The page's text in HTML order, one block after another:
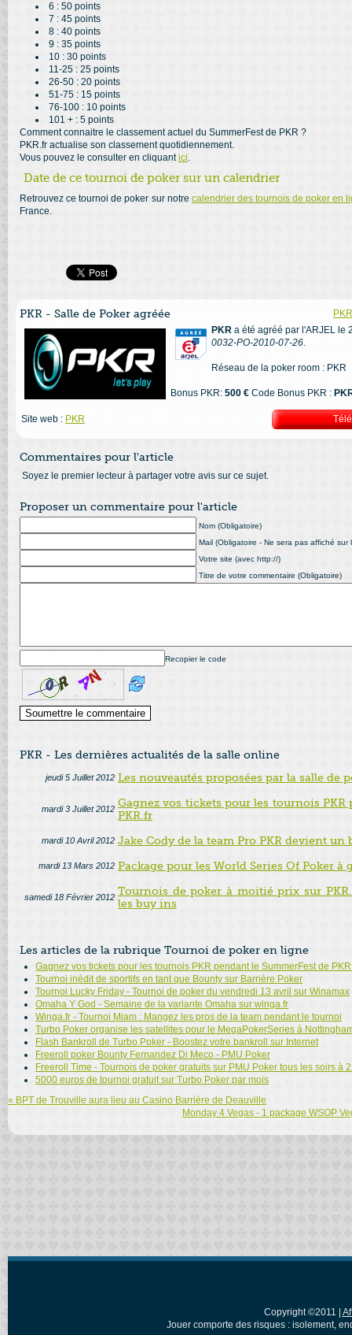
6 : 50 points
7 : 45 points
8 : 40 points
9 : 35 points
10 : 30 points
11-25 : 25 points
26-50 : 20 points
51-75 : 15 points
76-100 : 10 points
101 + : 5 points
Comment connaitre le classement actuel du SummerFest de PKR ?
PKR.fr actualise son classement quotidiennement.
Vous pouvez le consulter en cliquantici.
Date de ce tournoi de poker sur un calendrier
Retrouvez ce tournoi de poker sur notre calendrier des tournois de poker en
France.
PKR - Salle de Poker agréée
PKR a été agréé par l'ARJEL le
0032-PO-2010-07-26.
Réseau de la poker room : PKR
Bonus PKR: 500 € Code Bonus PKR :
Site web : PKR
Commentaires pour l'article
Soyez le premier lecteur à partager votre avis sur ce sujet.
Proposer un commentaire pour l'article
Nom (Obligatoire)
Mail (Obligatoire - Ne sera pas affiché sur
Votre site (avec http://)
Titre de votre commentaire (Obligatoire)
Recopier le code
PKR - Les dernières actualités de la salle online
jeudi 5 Juillet 2012 Les nouveautés proposées par la salle de
mardi 3 Juillet 2012 Gagnez vos tickets pour les tournois PKR
PKR.fr
mardi 10 Avril 2012 Jake Cody de la team Pro PKR devient un
mardi 13 Mars 2012 Package pour les World Series Of Poker à
samedi 18 Février 2012 Tournois de poker à moitié prix sur
les buy ins
Les articles de la rubrique Tournoi de poker en ligne
Gagnez vos tickets pour les tournois PKR pendant le SummerFest de
Tournoi inédit de sportifs en tant que Bounty sur Barrière Poker
Tournoi Lucky Friday - Tournoi de poker du vendredi 13 avril sur Winamax
Omaha Y God - Semaine de la variante Omaha sur winga.fr
Winga.fr - Tournoi Miam : Mangez les pros de la team pendant le tournoi
Turbo Poker organise les satellites pour le MegaPokerSeries à
Flash Bankroll de Turbo Poker - Boostez votre bankroll sur Internet
Freeroll poker Bounty Fernandez Di Meco - PMU Poker
Freeroll Time - Tournois de poker gratuits sur PMU Poker tous les soirs à
5000 euros de tournoi gratuit sur Turbo Poker par mois
« BPT de Trouville aura lieu au Casino Barrière de Deauville
Monday 4 Vegas - 1 package WSOP
Copyright ©2011 |
Jouer comporte des risques : isolement,